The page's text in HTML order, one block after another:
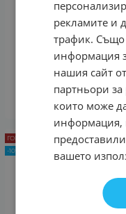
Слънчев
SC58/1800-
300.00€
ГОРЕЩА ОФЕРТА
-10%
рекламите и
трафик. Също
информация
нашия сайт
партньори
които може
информация,
вашето